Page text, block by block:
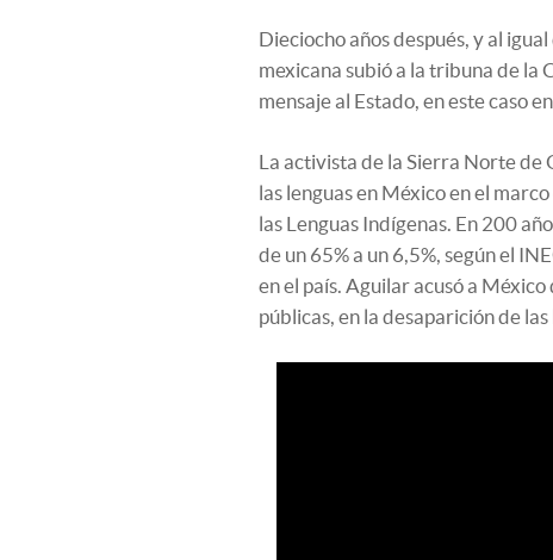
Dieciocho años después, y al
mexicana subió a la tribuna de la
mensaje al Estado, en este caso
La activista de la Sierra Norte de
las lenguas en México en el
las Lenguas Indígenas. En 200
de un 65% a un 6,5%, según el
en el país. Aguilar acusó a
públicas, en la desaparición de